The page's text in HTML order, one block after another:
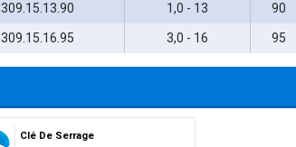
309.15.13.90 1,0 - 13 90
309.15.16.95 3,0 - 16 95
Clé De Serrage